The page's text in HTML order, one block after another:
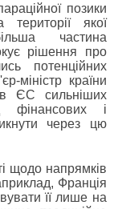
позики
якої
частина
рішення про
потенційних
міністр країни
ЄС сильніших
фінансових і
через цю
щодо напрямків
Франція
її лише на